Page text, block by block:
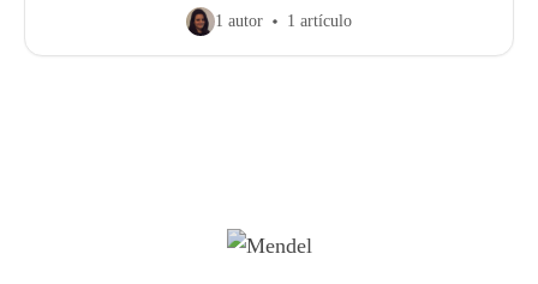
1 autor 1 artículo